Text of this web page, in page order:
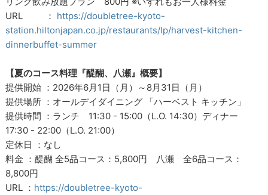
URL ： https://doubletree-kyoto-
station.hiltonjapan.co.jp/restaurants/lp/harvest-kitchen-
dinnerbuffet-summer
【夏のコース料理『醍醐、八瀬』概要】
提供開始 ：2026年6月1日（月）～8月31日（月）
提供場所 ：オールデイダイニング 「ハーベスト キッチン」
提供時間 ：ランチ 11:30 - 15:00（L.O. 14:30）ディナー
17:30 - 22:00（L.O. 21:00）
定休日 ：なし
料金 ：醍醐 全5品コース：5,800円 八瀬 全6品コース：
8,800円
URL ： https://doubletree-kyoto-